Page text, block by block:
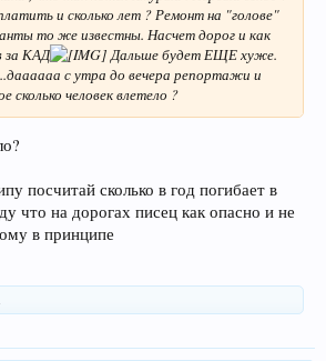
и сколько лет ? Ремонт на "голове"
то же известны. Насчет дорог и как
за КАД
Дальше будет ЕЩЕ хуже.
с утра до вечера репортажи и
сколько человек влетело ?
посчитай сколько в год погибает в
что на дорогах писец как опасно и не
в принципе